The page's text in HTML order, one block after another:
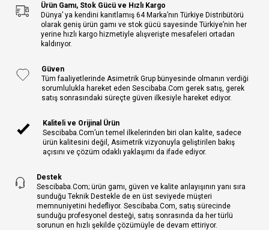
Ürün Gamı, Stok Gücü ve Hızlı Kargo
Dünya’ ya kendini kanıtlamış 64 Marka’nın Türkiye Distribütörü
olarak geniş ürün gamı ve stok gücü sayesinde Türkiye’nin her
yerine hızlı kargo hizmetiyle alışverişte mesafeleri ortadan
kaldırıyor.
Güven
Tüm faaliyetlerinde Asimetrik Grup bünyesinde olmanın verdiği
sorumlulukla hareket eden Sescibaba.Com gerek satış, gerek
satış sonrasındaki süreçte güven ilkesiyle hareket ediyor.
Kaliteli ve Orijinal Ürün
Sescibaba.Com’un temel ilkelerinden biri olan kalite, sadece
ürün kalitesini değil, Asimetrik vizyonuyla geliştirilen bakış
açısını ve çözüm odaklı yaklaşımı da ifade ediyor.
Destek
Sescibaba.Com; ürün gamı, güven ve kalite anlayışının yanı sıra
sunduğu Teknik Destekle de en üst seviyede müşteri
memnuniyetini hedefliyor. Sescibaba.Com, satış sürecinde
sunduğu profesyonel desteği, satış sonrasında da her türlü
sorunun en hızlı şekilde çözümüyle de devam ettiriyor.